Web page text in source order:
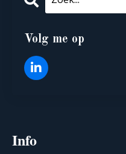
Volg me op
Info